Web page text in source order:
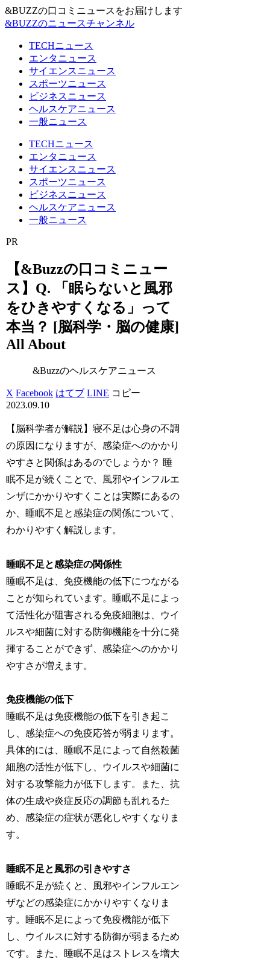
&BUZZの口コミニュースをお届けします
&BUZZのニュースチャンネル
TECHニュース
エンタニュース
サイエンスニュース
スポーツニュース
ビジネスニュース
ヘルスケアニュース
一般ニュース
TECHニュース
エンタニュース
サイエンスニュース
スポーツニュース
ビジネスニュース
ヘルスケアニュース
一般ニュース
PR
【&Buzzの口コミニュー
ス】Q. 「眠らないと風邪
をひきやすくなる」って
本当？ [脳科学・脳の健康]
All About
&Buzzのヘルスケアニュース
X Facebook はてブ LINE コピー
2023.09.10
【脳科学者が解説】寝不足は心身の不調
の原因になりますが、感染症へのかかり
やすさと関係はあるのでしょうか？ 睡
眠不足が続くことで、風邪やインフルエ
ンザにかかりやすくことは実際にあるの
か、睡眠不足と感染症の関係について、
わかりやすく解説します。
睡眠不足と感染症の関係性
睡眠不足は、免疫機能の低下につながる
ことが知られています。睡眠不足によっ
て活性化が阻害される免疫細胞は、ウイ
ルスや細菌に対する防御機能を十分に発
揮することができず、感染症へのかかり
やすさが増えます。
免疫機能の低下
睡眠不足は免疫機能の低下を引き起こ
し、感染症への免疫応答が弱まります。
具体的には、睡眠不足によって自然殺菌
細胞の活性が低下し、ウイルスや細菌に
対する攻撃能力が低下します。また、抗
体の生成や炎症反応の調節も乱れるた
め、感染症の症状が悪化しやすくなりま
す。
睡眠不足と風邪の引きやすさ
睡眠不足が続くと、風邪やインフルエン
ザなどの感染症にかかりやすくなりま
す。睡眠不足によって免疫機能が低下
し、ウイルスに対する防御が弱まるため
です。また、睡眠不足はストレスを増大